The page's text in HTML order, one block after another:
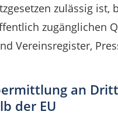
zulässig ist,
zugänglichen
Vereinsregister,
an
der EU